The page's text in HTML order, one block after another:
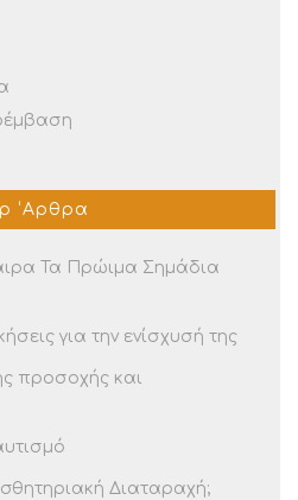
‘Αρθρα
Τα Πρώιμα Σημάδια
για την ενίσχυσή της
προσοχής και
Διαταραχή;